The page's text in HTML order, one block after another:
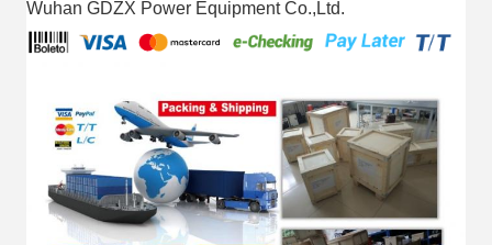
Wuhan GDZX Power Equipment Co.,Ltd.